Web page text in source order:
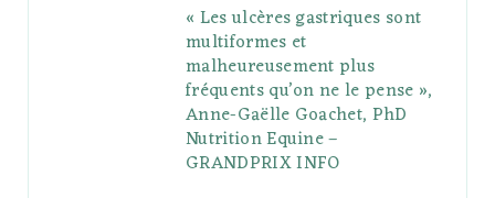
« Les ulcères gastriques sont
multiformes et
malheureusement plus
fréquents qu’on ne le pense »,
Anne-Gaëlle Goachet, PhD
Nutrition Equine –
GRANDPRIX INFO